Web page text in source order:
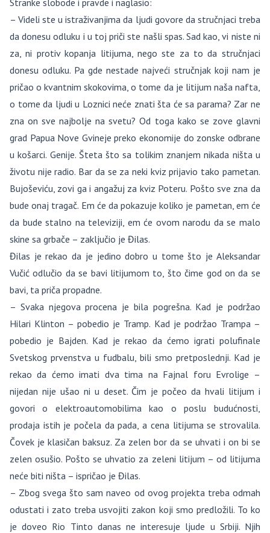
Stranke slobode i pravde i naglasio:
– Videli ste u istraživanjima da ljudi govore da stručnjaci treba
da donesu odluku i u toj priči ste našli spas. Sad kao, vi niste ni
za, ni protiv kopanja litijuma, nego ste za to da stručnjaci
donesu odluku. Pa gde nestade najveći stručnjak koji nam je
pričao o kvantnim skokovima, o tome da je litijum naša nafta,
o tome da ljudi u Loznici neće znati šta će sa parama? Zar ne
zna on sve najbolje na svetu? Od toga kako se zove glavni
grad Papua Nove Gvineje preko ekonomije do zonske odbrane
u košarci. Genije. Šteta što sa tolikim znanjem nikada ništa u
životu nije radio. Bar da se za neki kviz prijavio tako pametan.
Bujoševiću, zovi ga i angažuj za kviz Poteru. Pošto sve zna da
bude onaj tragač. Em će da pokazuje koliko je pametan, em će
da bude stalno na televiziji, em će ovom narodu da se malo
skine sa grbače – zaključio je Đilas.
Đilas je rekao da je jedino dobro u tome što je Aleksandar
Vučić odlučio da se bavi litijumom to, što čime god on da se
bavi, ta priča propadne.
– Svaka njegova procena je bila pogrešna. Kad je podržao
Hilari Klinton – pobedio je Tramp. Kad je podržao Trampa –
pobedio je Bajden. Kad je rekao da ćemo igrati polufinale
Svetskog prvenstva u fudbalu, bili smo pretposlednji. Kad je
rekao da ćemo imati dva tima na Fajnal foru Evrolige –
nijedan nije ušao ni u deset. Čim je počeo da hvali litijum i
govori o elektroautomobilima kao o poslu budućnosti,
prodaja istih je počela da pada, a cena litijuma se strovalila.
Čovek je klasičan baksuz. Za zelen bor da se uhvati i on bi se
zelen osušio. Pošto se uhvatio za zeleni litijum – od litijuma
neće biti ništa – ispričao je Đilas.
– Zbog svega što sam naveo od ovog projekta treba odmah
odustati i zato treba usvojiti zakon koji smo predložili. To ko
je doveo Rio Tinto danas ne interesuje ljude u Srbiji. Njih